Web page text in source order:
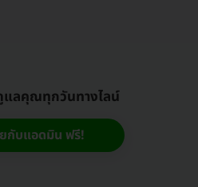
ลคุณทุกวันทางไลน์
กับแอดมิน ฟรี!